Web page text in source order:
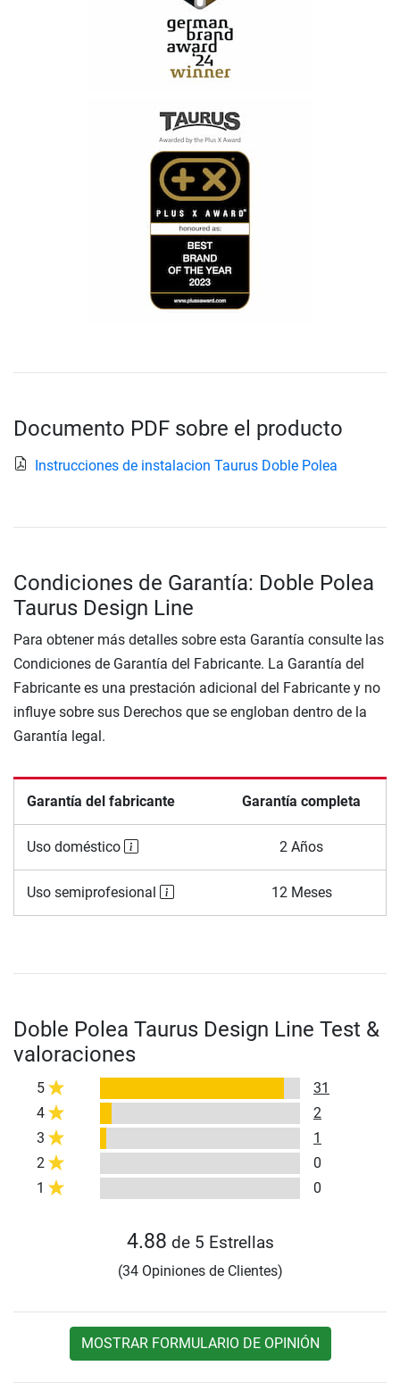
Documento PDF sobre el producto
Instrucciones de instalacion Taurus Doble Polea
Condiciones de Garantía: Doble Polea
Taurus Design Line
Para obtener más detalles sobre esta Garantía consulte las
Condiciones de Garantía del Fabricante. La Garantía del
Fabricante es una prestación adicional del Fabricante y no
influye sobre sus Derechos que se engloban dentro de la
Garantía legal.
Garantía del fabricante Garantía completa
Uso doméstico 2 Años
Uso semiprofesional 12 Meses
Doble Polea Taurus Design Line Test &
valoraciones
5
31
4
2
3
1
2
0
1
0
4.88 de 5 Estrellas
(34 Opiniones de Clientes)
MOSTRAR FORMULARIO DE OPINIÓN